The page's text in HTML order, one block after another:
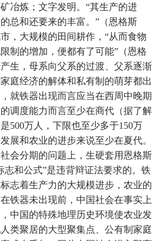
冶炼；文字发明。“其生产的进
总和还要来的丰富。”（恩格斯
，大规模的田间耕作，“从而食物
制的增加，便都有了可能”（恩格
生，母系向父系的过渡、父系逐渐
庭经济的解体和私有制的萌芽都出
就铁器出现而言应当在西周中晚期
调度能力而言至少在商代（据了解
500万人，下限也至少多于150万
展和农业的进步来说至少在夏代。
会分期的问题上，生硬套用恩格斯
志和公式”是违背辩证法要求的。铁
志着生产力的大规模进步，农业的
铁器未出现前，中国社会在事实上
中国的特殊地理历史环境使农业发
类聚居的大型聚集点、公有制家庭